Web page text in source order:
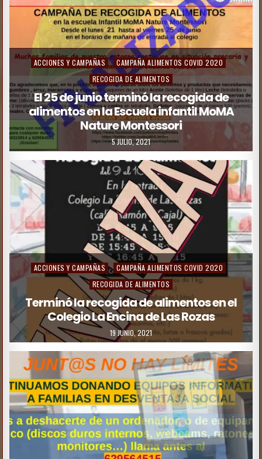
ACCIONES Y CAMPAÑAS
CAMPAÑA ALIMENTOS COVID 2020
RECOGIDA DE ALIMENTOS
El 25 de junio terminó la recogida de
alimentos en la Escuela infantil MoMA
Nature Montessori
5 JULIO, 2021
ACCIONES Y CAMPAÑAS
CAMPAÑA ALIMENTOS COVID 2020
RECOGIDA DE ALIMENTOS
Terminó la recogida de alimentos en el
Colegio La Encina de Las Rozas
19 JUNIO, 2021